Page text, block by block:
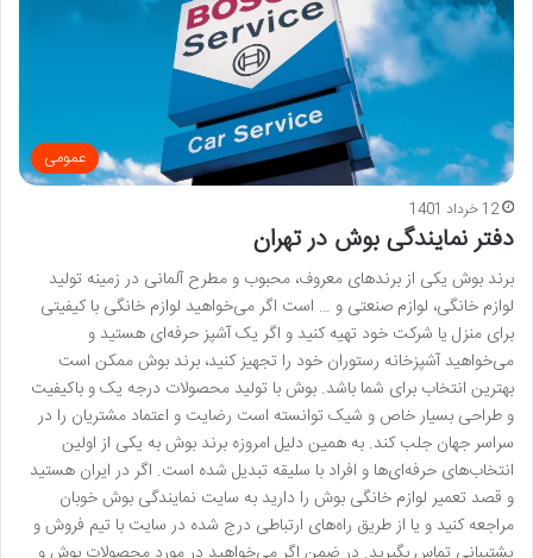
عمومی
12 خرداد 1401
دفتر نمایندگی بوش در تهران
برند بوش یکی از برندهای معروف، محبوب و مطرح آلمانی در زمینه تولید
لوازم خانگی، لوازم صنعتی و … است اگر می‌خواهید لوازم خانگی با کیفیتی
برای منزل یا شرکت خود تهیه کنید و اگر یک آشپز حرفه‌ای هستید و
می‌خواهید آشپزخانه رستوران خود را تجهیز کنید، برند بوش ممکن است
بهترین انتخاب برای شما باشد. بوش با تولید محصولات درجه یک و باکیفیت
و طراحی بسیار خاص و شیک توانسته است رضایت و اعتماد مشتریان را در
سراسر جهان جلب کند. به همین دلیل امروزه برند بوش به یکی از اولین
انتخاب‌های حرفه‌ای‌ها و افراد با سلیقه تبدیل شده است. اگر در ایران هستید
و قصد تعمیر لوازم خانگی بوش را دارید به سایت نمایندگی بوش خوبان
مراجعه کنید و یا از طریق راه‌های ارتباطی درج شده در سایت با تیم فروش و